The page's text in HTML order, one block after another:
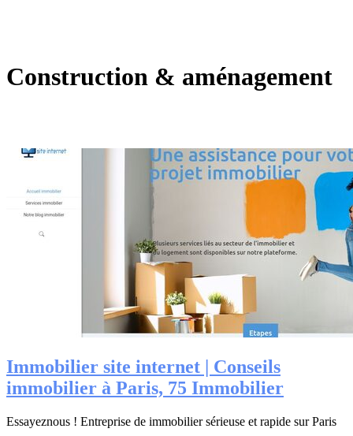
Construction & aménagement
Immobilier site internet | Conseils
immobilier à Paris, 75 Immobilier
Essayeznous ! Entreprise de immobilier sérieuse et rapide sur Paris